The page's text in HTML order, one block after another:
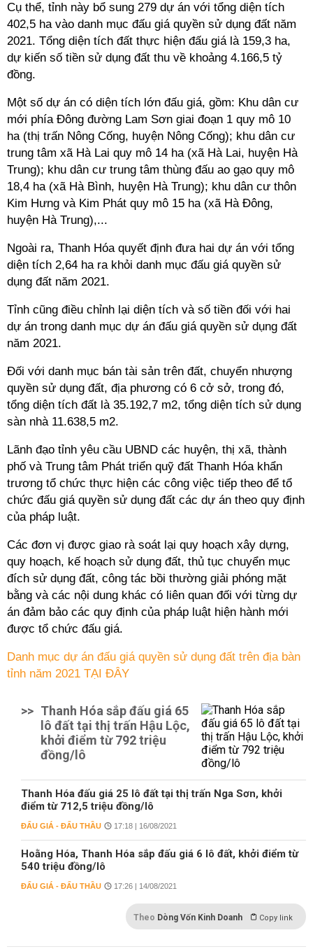
Cụ thể, tỉnh này bổ sung 279 dự án với tổng diện tích
402,5 ha vào danh mục đấu giá quyền sử dụng đất năm
2021. Tổng diện tích đất thực hiện đấu giá là 159,3 ha,
dự kiến số tiền sử dụng đất thu về khoảng 4.166,5 tỷ
đồng.
Một số dự án có diện tích lớn đấu giá, gồm: Khu dân cư
mới phía Đông đường Lam Sơn giai đoạn 1 quy mô 10
ha (thị trấn Nông Cống, huyện Nông Cống); khu dân cư
trung tâm xã Hà Lai quy mô 14 ha (xã Hà Lai, huyện Hà
Trung); khu dân cư trung tâm thùng đấu ao gạo quy mô
18,4 ha (xã Hà Bình, huyện Hà Trung); khu dân cư thôn
Kim Hưng và Kim Phát quy mô 15 ha (xã Hà Đông,
huyện Hà Trung),...
Ngoài ra, Thanh Hóa quyết định đưa hai dự án với tổng
diện tích 2,64 ha ra khỏi danh mục đấu giá quyền sử
dụng đất năm 2021.
Tỉnh cũng điều chỉnh lại diện tích và số tiền đối với hai
dự án trong danh mục dự án đấu giá quyền sử dụng đất
năm 2021.
Đối với danh mục bán tài sản trên đất, chuyển nhượng
quyền sử dụng đất, địa phương có 6 cở sở, trong đó,
tổng diện tích đất là 35.192,7 m2, tổng diện tích sử dụng
sàn nhà 11.638,5 m2.
Lãnh đạo tỉnh yêu cầu UBND các huyện, thị xã, thành
phố và Trung tâm Phát triển quỹ đất Thanh Hóa khẩn
trương tổ chức thực hiện các công việc tiếp theo để tổ
chức đấu giá quyền sử dụng đất các dự án theo quy định
của pháp luật.
Các đơn vị được giao rà soát lại quy hoạch xây dựng,
quy hoạch, kế hoạch sử dụng đất, thủ tục chuyển mục
đích sử dụng đất, công tác bồi thường giải phóng mặt
bằng và các nội dung khác có liên quan đối với từng dự
án đảm bảo các quy định của pháp luật hiện hành mới
được tổ chức đấu giá.
Danh mục dự án đấu giá quyền sử dụng đất trên địa bàn
tỉnh năm 2021 TẠI ĐÂY
>> Thanh Hóa sắp đấu giá 65
lô đất tại thị trấn Hậu Lộc,
khởi điểm từ 792 triệu
đồng/lô
Thanh Hóa đấu giá 25 lô đất tại thị trấn Nga Sơn, khởi
điểm từ 712,5 triệu đồng/lô
ĐẤU GIÁ - ĐẤU THẦU 17:18 | 16/08/2021
Hoằng Hóa, Thanh Hóa sắp đấu giá 6 lô đất, khởi điểm từ
540 triệu đồng/lô
ĐẤU GIÁ - ĐẤU THẦU 17:26 | 14/08/2021
Theo Dòng Vốn Kinh Doanh Copy link